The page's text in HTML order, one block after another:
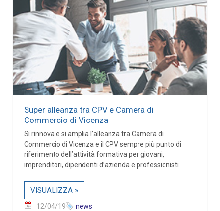
Super alleanza tra CPV e Camera di
Commercio di Vicenza
Si rinnova e si amplia l’alleanza tra Camera di
Commercio di Vicenza e il CPV sempre più punto di
riferimento dell’attività formativa per giovani,
imprenditori, dipendenti d’azienda e professionisti
VISUALIZZA »
12/04/19 news